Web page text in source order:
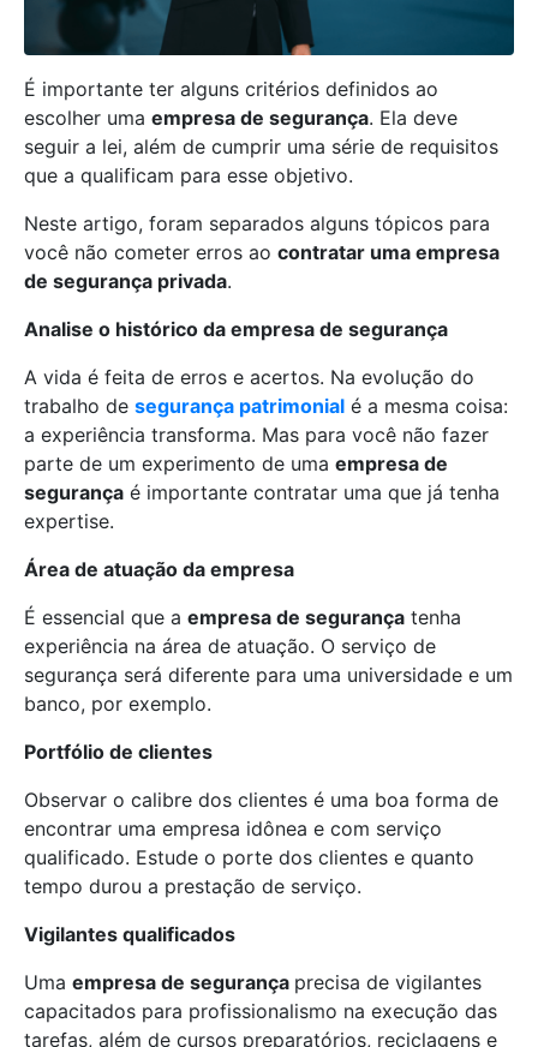
É importante ter alguns critérios definidos ao
escolher uma empresa de segurança. Ela deve
seguir a lei, além de cumprir uma série de requisitos
que a qualificam para esse objetivo.
Neste artigo, foram separados alguns tópicos para
você não cometer erros ao contratar uma empresa
de segurança privada.
Analise o histórico da empresa de segurança
A vida é feita de erros e acertos. Na evolução do
trabalho de segurança patrimonial é a mesma coisa:
a experiência transforma. Mas para você não fazer
parte de um experimento de uma empresa de
segurança é importante contratar uma que já tenha
expertise.
Área de atuação da empresa
É essencial que a empresa de segurança tenha
experiência na área de atuação. O serviço de
segurança será diferente para uma universidade e um
banco, por exemplo.
Portfólio de clientes
Observar o calibre dos clientes é uma boa forma de
encontrar uma empresa idônea e com serviço
qualificado. Estude o porte dos clientes e quanto
tempo durou a prestação de serviço.
Vigilantes qualificados
Uma empresa de segurança precisa de vigilantes
capacitados para profissionalismo na execução das
tarefas, além de cursos preparatórios, reciclagens e